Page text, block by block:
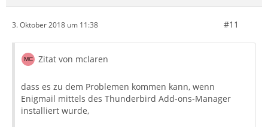
3. Oktober 2018 um 11:38 #11
Zitat von mclaren
dass es zu dem Problemen kommen kann, wenn
Enigmail mittels des Thunderbird Add-ons-Manager
installiert wurde,